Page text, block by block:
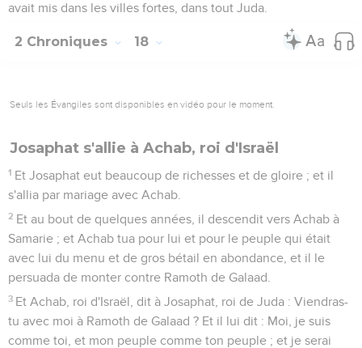
avait mis dans les villes fortes, dans tout Juda.
2 Chroniques 18
Seuls les Évangiles sont disponibles en vidéo pour le moment.
Josaphat s'allie à Achab, roi d'Israël
1 Et Josaphat eut beaucoup de richesses et de gloire ; et il
s'allia par mariage avec Achab.
2 Et au bout de quelques années, il descendit vers Achab à
Samarie ; et Achab tua pour lui et pour le peuple qui était
avec lui du menu et de gros bétail en abondance, et il le
persuada de monter contre Ramoth de Galaad.
3 Et Achab, roi d'Israël, dit à Josaphat, roi de Juda : Viendras-
tu avec moi à Ramoth de Galaad ? Et il lui dit : Moi, je suis
comme toi, et mon peuple comme ton peuple ; et je serai